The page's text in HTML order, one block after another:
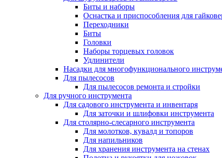
Биты и наборы
Оснастка и приспособления для
Переходники
Биты
Головки
Наборы торцевых головок
Удлинители
Насадки для многофункционального
Для пылесосов
Для пылесосов ремонта и стройки
Для ручного инструмента
Для садового инструмента и инвентаря
Для заточки и шлифовки инструмента
Для столярно-слесарного инструмента
Для молотков, кувалд и топоров
Для напильников
Для хранения инструмента на стенах